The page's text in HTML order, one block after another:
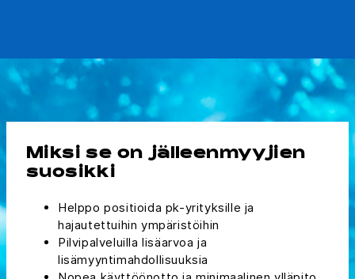
Miksi se on jälleenmyyjien
suosikki
Helppo positioida pk-yrityksille ja
hajautettuihin ympäristöihin
Pilvipalveluilla lisäarvoa ja
lisämyyntimahdollisuuksia